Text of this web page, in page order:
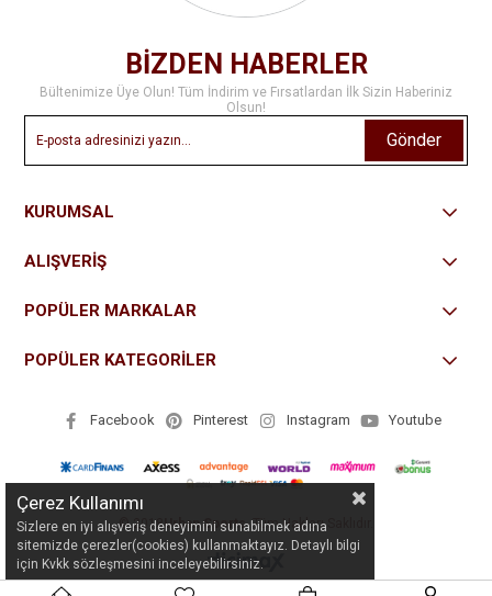
BİZDEN HABERLER
Bültenimize Üye Olun! Tüm İndirim ve Fırsatlardan İlk Sizin Haberiniz
Olsun!
Gönder
KURUMSAL
ALIŞVERİŞ
POPÜLER MARKALAR
POPÜLER KATEGORİLER
Facebook Pinterest Instagram Youtube
© 2018Urban Sports- Tüm Hakları Saklıdır.
Çerez Kullanımı
Sizlere en iyi alışveriş deneyimini sunabilmek adına
sitemizde çerezler(cookies) kullanmaktayız. Detaylı bilgi
için Kvkk sözleşmesini inceleyebilirsiniz.